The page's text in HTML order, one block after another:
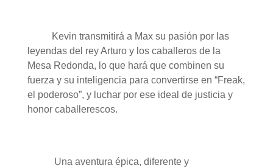
Kevin transmitirá a Max su pasión por las
leyendas del rey Arturo y los caballeros de la
Mesa Redonda, lo que hará que combinen su
fuerza y su inteligencia para convertirse en “Freak,
el poderoso”, y luchar por ese ideal de justicia y
honor caballerescos.
Una aventura épica, diferente y